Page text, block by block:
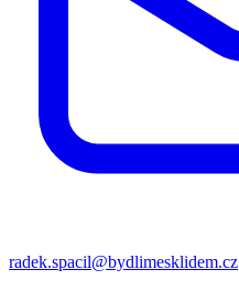
radek.spacil@bydlimesklidem.cz